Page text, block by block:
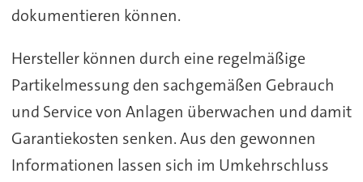
dokumentieren können.
Hersteller können durch eine regelmäßige
Partikelmessung den sachgemäßen Gebrauch
und Service von Anlagen überwachen und damit
Garantiekosten senken. Aus den gewonnen
Informationen lassen sich im Umkehrschluss